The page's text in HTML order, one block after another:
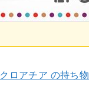
クロアチア の持ち物